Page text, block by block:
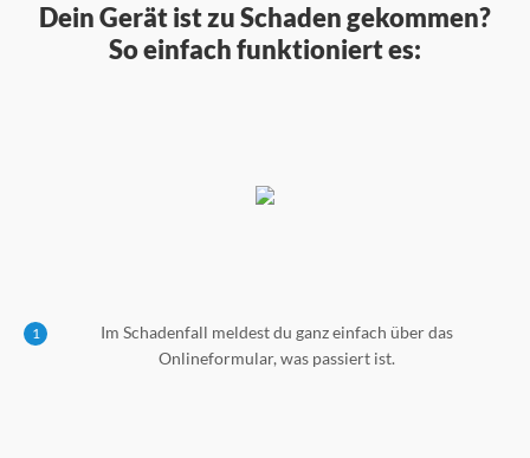
Dein Gerät ist zu Schaden gekommen?
So einfach funktioniert es:
1
Im Schadenfall meldest du ganz einfach über das
Onlineformular, was passiert ist.